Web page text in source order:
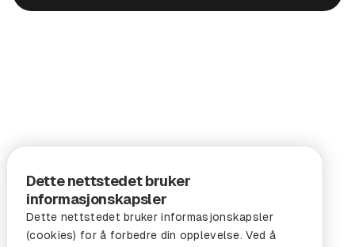
Dette nettstedet bruker
informasjonskapsler
Dette nettstedet bruker informasjonskapsler
(cookies) for å forbedre din opplevelse. Ved å